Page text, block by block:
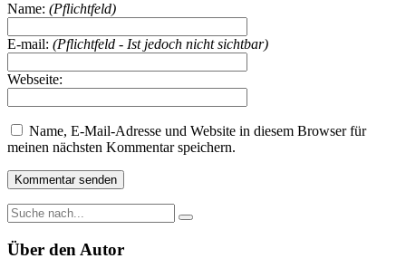
Name: (Pflichtfeld)
E-mail: (Pflichtfeld - Ist jedoch nicht sichtbar)
Webseite:
Name, E-Mail-Adresse und Website in diesem Browser für
meinen nächsten Kommentar speichern.
Über den Autor